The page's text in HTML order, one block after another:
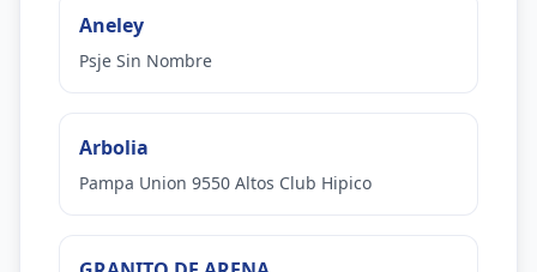
Aneley
Psje Sin Nombre
Arbolia
Pampa Union 9550 Altos Club Hipico